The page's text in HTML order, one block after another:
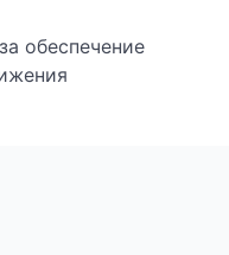
обеспечение